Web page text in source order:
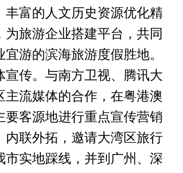
丰富的人文历史资源优化精
为旅游企业搭建平台，共同
游的滨海旅游度假胜地。
宣传。与南方卫视、腾讯大
主流媒体的合作，在粤港澳
要客源地进行重点宣传营销
内联外拓，邀请大湾区旅行
市实地踩线，并到广州、深